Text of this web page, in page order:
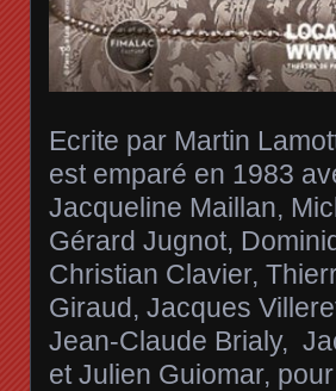
Ecrite par Martin
est emparé en 1983
Jacqueline Maillan,
Gérard Jugnot,
Christian Clavier,
Giraud, Jacques
Jean-Claude Brialy,
et Julien Guiomar,